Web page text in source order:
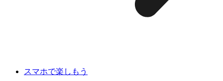
スマホで楽しもう